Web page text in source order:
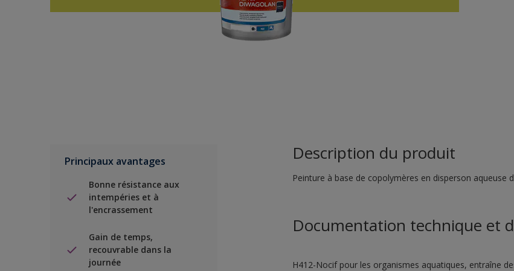
Principaux avantages
Bonne résistance aux
intempéries et à
l'encrassement
Gain de temps,
recouvrable dans la
journée
Description du produit
Peinture à base de copolymères en disperson aqueuse
Documentation technique et
H412-Nocif pour les organismes aquatiques, entraîne